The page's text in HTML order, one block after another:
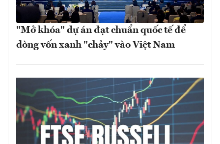
"Mở khóa" dự án đạt chuẩn quốc tế để
dòng vốn xanh "chảy" vào Việt Nam